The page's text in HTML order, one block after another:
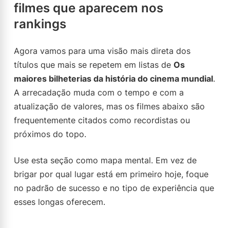
filmes que aparecem nos
rankings
Agora vamos para uma visão mais direta dos
títulos que mais se repetem em listas de Os
maiores bilheterias da história do cinema mundial.
A arrecadação muda com o tempo e com a
atualização de valores, mas os filmes abaixo são
frequentemente citados como recordistas ou
próximos do topo.
Use esta seção como mapa mental. Em vez de
brigar por qual lugar está em primeiro hoje, foque
no padrão de sucesso e no tipo de experiência que
esses longas oferecem.